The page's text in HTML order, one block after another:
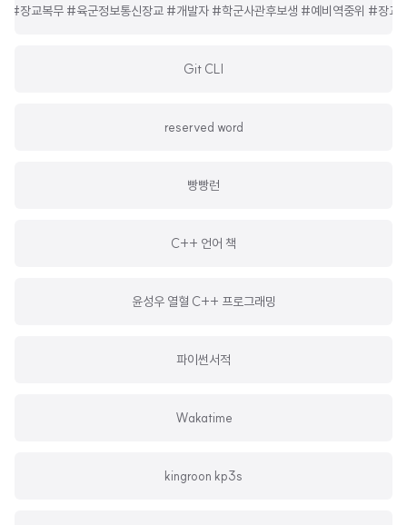
#장교복무 #육군정보통신장교 #개발자 #학군사관후보생 #예비역중위 #장교
Git CLI
reserved word
빵빵런
C++ 언어 책
윤성우 열혈 C++ 프로그래밍
파이썬서적
Wakatime
kingroon kp3s